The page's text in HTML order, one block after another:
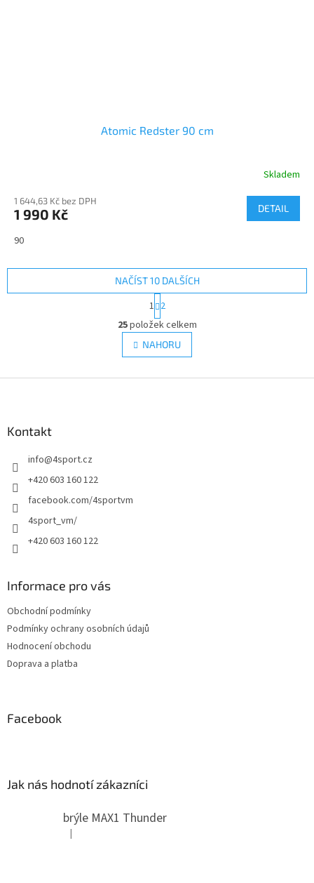
Atomic Redster 90 cm
Skladem
1 644,63 Kč bez DPH
1 990 Kč DETAIL
90
O
v
l
á
NAČÍST 10 DALŠÍCH
t
r
á
n
k
v
1 2
25položek celkem
NAHORU
Kontakt
info@4sport.cz
+420 603 160 122
facebook.com/4sportvm
4sport_vm/
+420 603 160 122
Informace pro vás
Obchodní podmínky
Podmínky ochrany osobních údajů
Hodnocení obchodu
Doprava a platba
Facebook
Jak nás hodnotí zákazníci
brýle MAX1 Thunder
Hodnocení produktu je 5 z 5 hvězdiček.
|